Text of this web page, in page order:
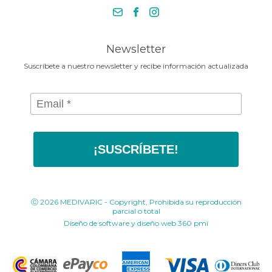
Bogotá 2025
+57 318 675 8664
Newsletter
Suscríbete a nuestro newsletter y recibe información actualizada
¡SUSCRÍBETE!
Ⓒ 2026 MEDIVARIC - Copyright, Prohibida su reproducción
parcial o total
Diseño de software y diseño web 360 pmi